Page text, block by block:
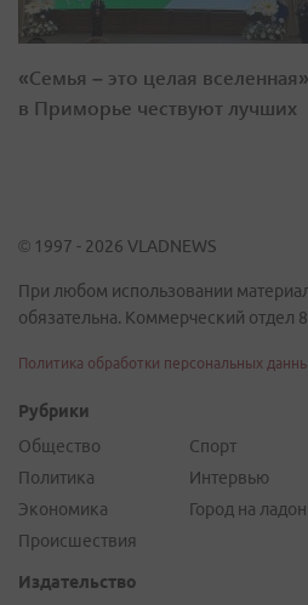
«Семья – это целая
в Приморье чествуют лучших
© 1997 - 2026 VLADNEWS
При любом использовании
обязательна. Коммерческий отдел
Политика обработки персональных
Рубрики
Общество
Политика
Экономика
Происшествия
Спорт
Интервью
Город на
Издательство